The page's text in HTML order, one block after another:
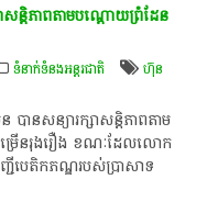
ន្តិភាព​តាម​បណ្តោយ​ព្រំដែន​
ទំនាក់ទំនងអន្តរជាតិ
ហ៊ុន
ន​សន្យា​រក្សា​សន្តិភាព​តាម​
ម្រើន​រុងរឿង​ ខណៈ​ដែល​លោក​
ជី​បេតិកភណ្ឌ​របស់​ប្រាសាទ